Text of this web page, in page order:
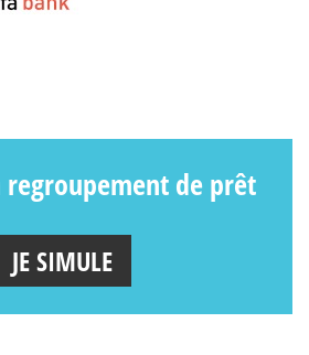
de prêt
JE SIMULE